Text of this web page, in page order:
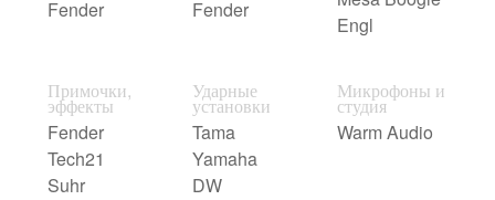
Fender
Fender
Engl
Примочки,
эффекты
Fender
Tech21
Suhr
Ударные
установки
Tama
Yamaha
DW
Микрофоны и
студия
Warm Audio